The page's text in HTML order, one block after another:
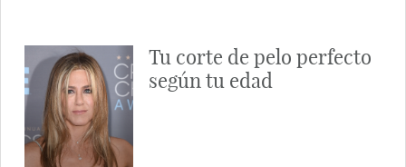
Tu corte de pelo perfecto
según tu edad